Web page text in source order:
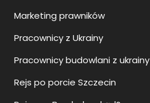
Marketing prawników
Pracownicy z Ukrainy
Pracownicy budowlani z ukrainy
Rejs po porcie Szczecin